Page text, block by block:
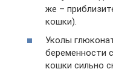
же –
кошки).
Уколы
беременности
кошки сильно